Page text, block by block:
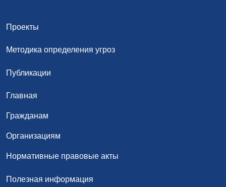
Проекты
Методика определения угроз
Публикации
Главная
Гражданам
Организациям
Нормативные правовые акты
Полезная информация